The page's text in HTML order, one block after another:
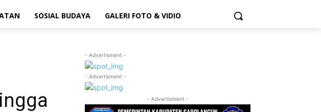
SOSIAL BUDAYA GALERI FOTO & VIDIO
- Advertisment -
- Advertisment -
- Advertisment -